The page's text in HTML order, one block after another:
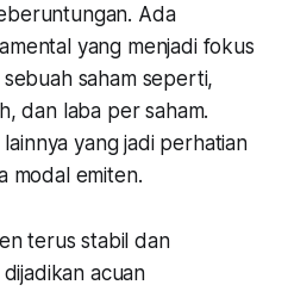
Ada
yang menjadi fokus
saham seperti,
dan laba per saham.
yang jadi perhatian
modal emiten.
terus stabil dan
acuan